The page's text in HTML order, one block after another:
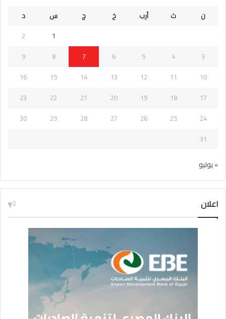
ن
ث أرب خ ج س
د
1
2
3
4
5
6
7
8
9
10
11
12
13
14
15
16
17
18
19
20
21
22
23
24
25
26
27
28
29
30
31
« يوليو
اعلان